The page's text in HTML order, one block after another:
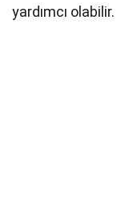
yardımcı olabilir.